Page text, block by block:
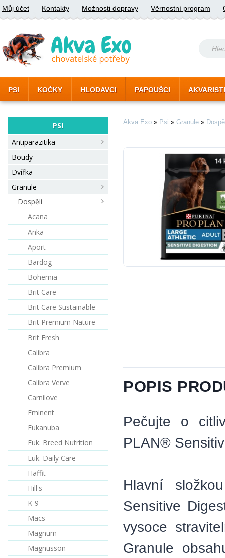
Můj účet Kontakty Možnosti dopravy Věrnostní program
PSI KOČKY HLODAVCI PAPOUŠCI
PSI
Antiparazitika
Boudy
Dvířka
Granule
Dospělí
Acana
Anka
Aport
Bardog
Bohemia
Brit Care
Brit Care Sustainable
Brit Premium Nature
Brit Fresh
Calibra
Calibra Premium
Calibra Verve
Carnilove
Eminent
Eukanuba
Euk. Breed Nutrition
Euk. Daily Care
Haffit
Hill's
K-9
Macs
Magnum
Magnusson
Akva Exo » Psi » Granule »
POPIS
Pečujte o
PLAN®
Hlavní
Sensitive
vysoce
Granule